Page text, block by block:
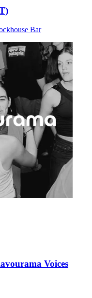
Bar
Voices